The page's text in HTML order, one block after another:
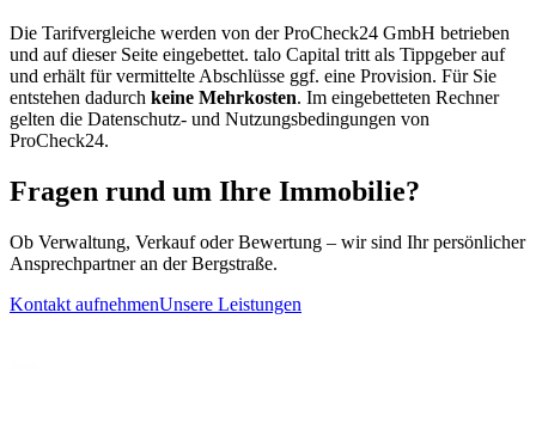
Die Tarifvergleiche werden von der ProCheck24 GmbH betrieben
und auf dieser Seite eingebettet. talo Capital tritt als Tippgeber auf
und erhält für vermittelte Abschlüsse ggf. eine Provision. Für Sie
entstehen dadurch keine Mehrkosten. Im eingebetteten Rechner
gelten die Datenschutz- und Nutzungsbedingungen von
ProCheck24.
Fragen rund um Ihre Immobilie?
Ob Verwaltung, Verkauf oder Bewertung – wir sind Ihr persönlicher
Ansprechpartner an der Bergstraße.
Kontakt aufnehmenUnsere Leistungen